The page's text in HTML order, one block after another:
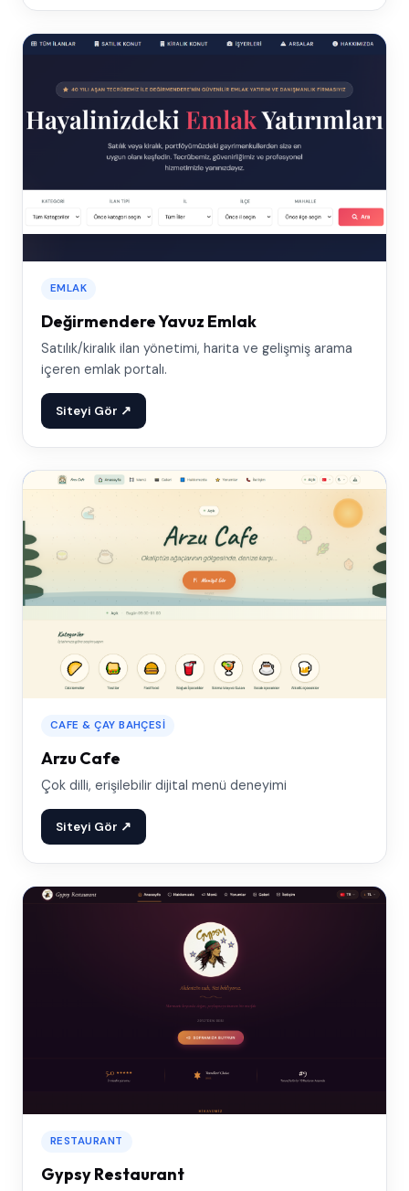
EMLAK
Değirmendere Yavuz Emlak
Satılık/kiralık ilan yönetimi, harita ve gelişmiş arama
içeren emlak portalı.
Siteyi Gör ↗
CAFE & ÇAY BAHÇESI
Arzu Cafe
Çok dilli, erişilebilir dijital menü deneyimi
Siteyi Gör ↗
RESTAURANT
Gypsy Restaurant